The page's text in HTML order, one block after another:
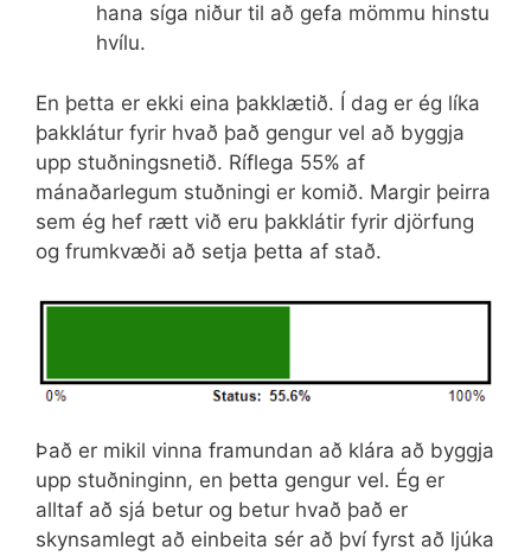
hana síga niður til að gefa mömmu hinstu
hvílu.
En þetta er ekki eina þakklætið. Í dag er ég líka
þakklátur fyrir hvað það gengur vel að byggja
upp stuðningsnetið. Ríflega 55% af
mánaðarlegum stuðningi er komið. Margir þeirra
sem ég hef rætt við eru þakklátir fyrir djörfung
og frumkvæði að setja þetta af stað.
Það er mikil vinna framundan að klára að byggja
upp stuðninginn, en þetta gengur vel. Ég er
alltaf að sjá betur og betur hvað það er
skynsamlegt að einbeita sér að því fyrst að ljúka